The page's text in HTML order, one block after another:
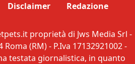
Disclaimer Redazione
proprietà di Jws Media Srl -
Roma (RM) - P.Iva 17132921002 -
testata giornalistica, in quanto